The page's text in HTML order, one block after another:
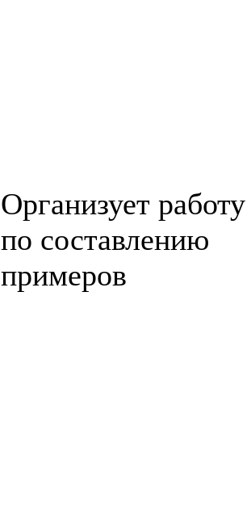
Организует работу
по составлению
примеров